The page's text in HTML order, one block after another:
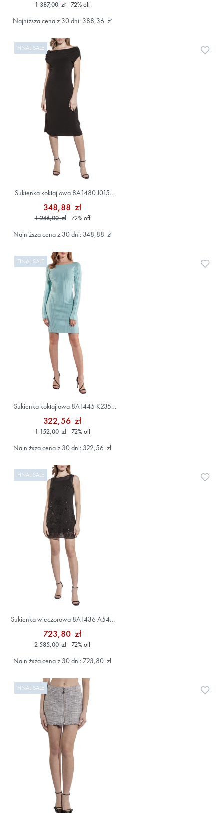
1 387,00 zł 72%off
Najniższa cena z 30 dni: 388,36 zł
FINAL SALE
Sukienka koktajlowa 8A1480 J015
Czarny
348,88 zł
1 246,00 zł 72%off
Najniższa cena z 30 dni: 348,88 zł
FINAL SALE
Sukienka koktajlowa 8A1445 K235
Niebieski
322,56 zł
1 152,00 zł 72%off
Najniższa cena z 30 dni: 322,56 zł
FINAL SALE
Sukienka wieczorowa 8A1436 A549
Czarny
723,80 zł
2 585,00 zł 72%off
Najniższa cena z 30 dni: 723,80 zł
FINAL SALE